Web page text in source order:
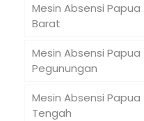
Mesin Absensi Papua
Barat
Mesin Absensi Papua
Pegunungan
Mesin Absensi Papua
Tengah